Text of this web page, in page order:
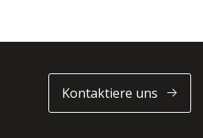
Kontaktiere uns